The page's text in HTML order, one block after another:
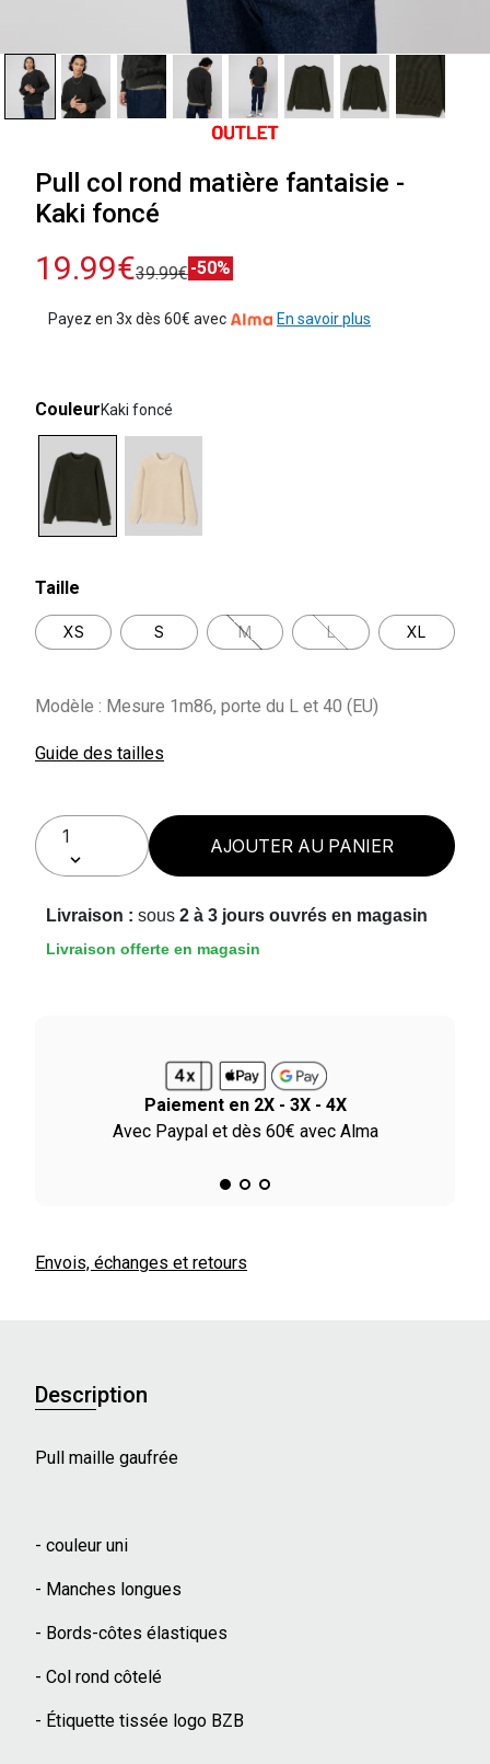
Pull col rond matière fantaisie -
Kaki foncé
19.99€39.99€-50%
Payez en 3x dès 60€ avec En savoir plus
CouleurKaki foncé
Taille
XS S M L XL
Modèle : Mesure 1m86, porte du L et 40 (EU)
Guide des tailles
AJOUTER AU PANIER
Livraison : sous 2 à 3 jours ouvrés en magasin
Livraison offerte en magasin
Paiement en 2X - 3X - 4X
Avec Paypal et dès 60€ avec Alma
Envois, échanges et retours
Description
Pull maille gaufrée
- couleur uni
- Manches longues
- Bords-côtes élastiques
- Col rond côtelé
- Étiquette tissée logo BZB